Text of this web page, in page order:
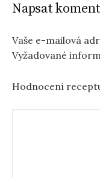
Napsat
Vaše e-mailová
Vyžadované
Hodnocení